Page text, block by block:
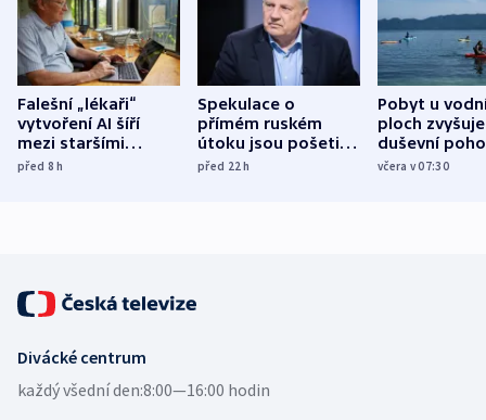
Falešní „lékaři“
vytvoření AI šíří
mezi staršími
Poláky nebezpečné
před 8h
Spekulace o
přímém ruském
útoku jsou pošetilé,
míní estonský
před 22h
Pobyt u
ploch zvyšuje
duševní
ukázala
včera v 07:30
Divácké centrum
každý všední den:8:00—16:00 hodin